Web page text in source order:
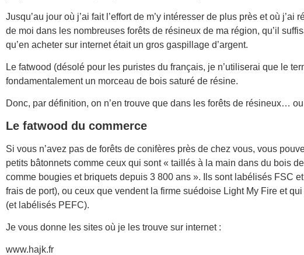
Jusqu’au jour où j’ai fait l’effort de m’y intéresser de plus près et où
de moi dans les nombreuses forêts de résineux de ma région, qu’il
qu’en acheter sur internet était un gros gaspillage d’argent.
Le fatwood (désolé pour les puristes du français, je n’utiliserai que le
fondamentalement un morceau de bois saturé de résine.
Donc, par définition, on n’en trouve que dans les forêts de résineux…
Le fatwood du commerce
Si vous n’avez pas de forêts de conifères près de chez vous, vous
petits bâtonnets comme ceux qui sont « taillés à la main dans du bois
comme bougies et briquets depuis 3 800 ans ». Ils sont labélisés FSC
frais de port), ou ceux que vendent la firme suédoise Light My Fire et
(et labélisés PEFC).
Je vous donne les sites où je les trouve sur internet :
www.hajk.fr